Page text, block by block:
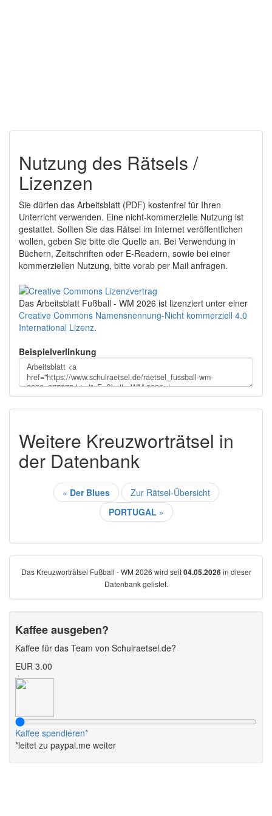
Nutzung des Rätsels /
Lizenzen
Sie dürfen das Arbeitsblatt (PDF) kostenfrei für Ihren
Unterricht verwenden. Eine nicht-kommerzielle Nutzung ist
gestattet. Sollten Sie das Rätsel im Internet veröffentlichen
wollen, geben Sie bitte die Quelle an. Bei Verwendung in
Büchern, Zeitschriften oder E-Readern, sowie bei einer
kommerziellen Nutzung, bitte vorab per Mail anfragen.
Das Arbeitsblatt Fußball - WM 2026 ist lizenziert unter einer
Creative Commons Namensnennung-Nicht kommerziell 4.0
International Lizenz.
Beispielverlinkung
Weitere Kreuzworträtsel in
der Datenbank
« Der Blues
Zur Rätsel-Übersicht
PORTUGAL »
Das Kreuzworträtsel Fußball - WM 2026 wird seit04.05.2026 in dieser
Datenbank gelistet.
Kaffee ausgeben?
Kaffee für das Team von Schulraetsel.de?
EUR 3.00
Kaffee spendieren*
*leitet zu paypal.me weiter